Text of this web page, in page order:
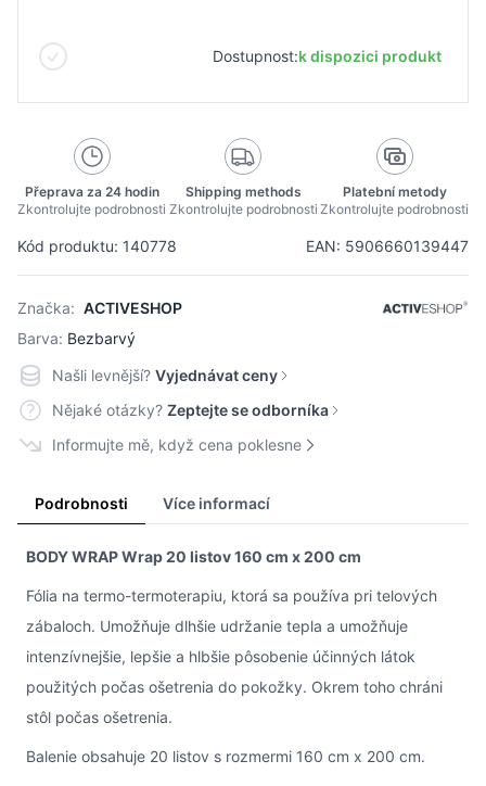
Kód produktu: 140778 EAN: 5906660139447
Značka: ACTIVESHOP
Barva: Bezbarvý
Dostupnost:k dispozici produkt
Přeprava za 24 hodin
Zkontrolujte podrobnosti
Shipping methods
Zkontrolujte podrobnosti
Platební metody
Zkontrolujte podrobnosti
Našli levnější? Vyjednávat ceny
Nějaké otázky? Zeptejte se odborníka
Informujte mě, když cena poklesne
Podrobnosti Více informací
BODY WRAP Wrap 20 listov 160 cm x 200 cm
Fólia na termo-termoterapiu, ktorá sa používa pri telových
zábaloch. Umožňuje dlhšie udržanie tepla a umožňuje
intenzívnejšie, lepšie a hlbšie pôsobenie účinných látok
použitých počas ošetrenia do pokožky. Okrem toho chráni
stôl počas ošetrenia.
Balenie obsahuje 20 listov s rozmermi 160 cm x 200 cm.